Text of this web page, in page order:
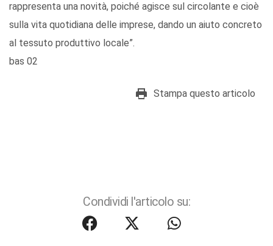
rappresenta una novità, poiché agisce sul circolante e cioè
sulla vita quotidiana delle imprese, dando un aiuto concreto
al tessuto produttivo locale”.
bas 02
Stampa questo articolo
Condividi l'articolo su: